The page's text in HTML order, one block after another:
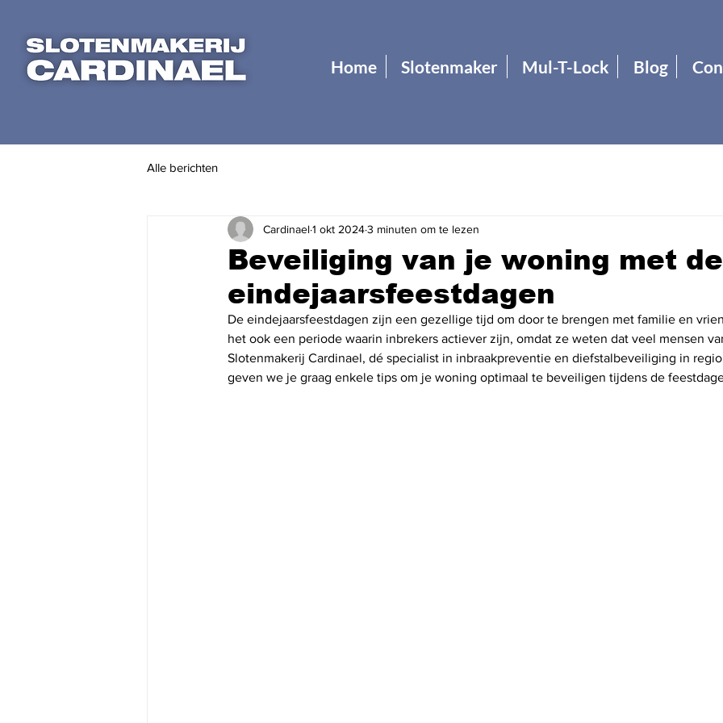
Home Slotenmaker Mul-T-Lock Blog
Alle berichten
Beveiliging van je woning met de
eindejaarsfeestdagen
Cardinael1 okt 20243 minuten om te lezen
De eindejaarsfeestdagen zijn een gezellige tijd om door te brengen met familie en
het ook een periode waarin inbrekers actiever zijn, omdat ze weten dat veel mensen
Slotenmakerij Cardinael, dé specialist in inbraakpreventie en diefstalbeveiliging in
geven we je graag enkele tips om je woning optimaal te beveiligen tijdens de